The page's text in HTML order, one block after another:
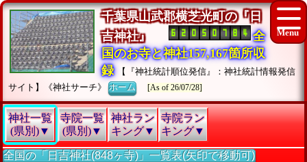
千葉県山武郡横芝光町の『日
吉神社』
全
国のお寺と神社157,167箇所収
録
【『神社統計順位発信』：神社統計情報発信
サイト】《神社サーチ》ホーム [As of 26/07/28]
神社一覧
(県別)▼
寺院一覧
(県別)▼
神社ラン
キング▼
寺院ラン
キング▼
全国の「日吉神社(848ヶ寺)」一覧表(矢印で移動可)